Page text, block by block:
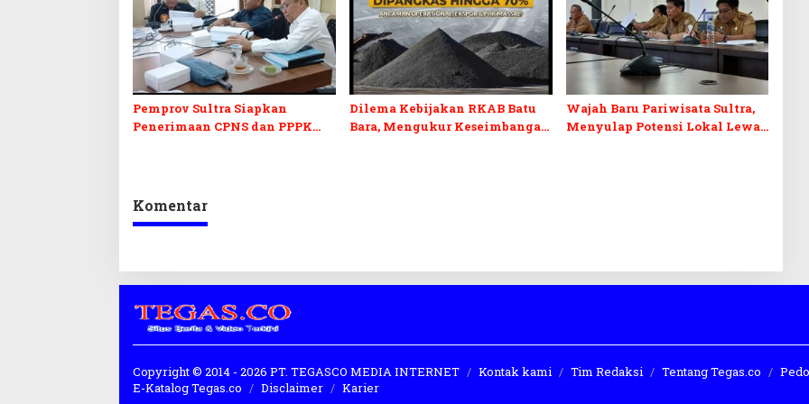
Pemprov Sultra Siapkan
Penerimaan CPNS dan PPPK
Dilema Kebijakan RKAB Batu
Bara, Mengukur Keseimbangan
Wajah Baru Pariwisata Sultra,
Menyulap Potensi Lokal Lewat
Komentar
Copyright © 2014 - 2026 PT. TEGASCO MEDIA INTERNET Kontak kami Tim Redaksi Tentang Tegas.co
E-Katalog Tegas.co
Disclaimer Karier